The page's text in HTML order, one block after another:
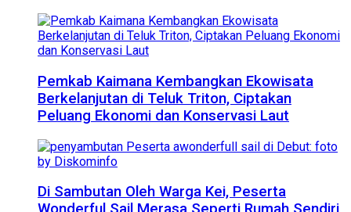
Pemkab Kaimana Kembangkan Ekowisata
Berkelanjutan di Teluk Triton, Ciptakan
Peluang Ekonomi dan Konservasi Laut
Di Sambutan Oleh Warga Kei, Peserta